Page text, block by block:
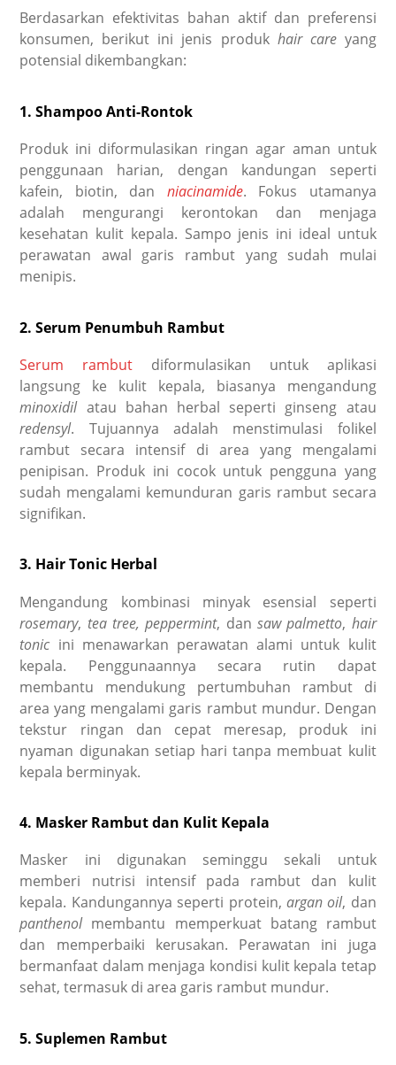
Berdasarkan efektivitas bahan aktif dan preferensi
konsumen, berikut ini jenis produk hair care yang
potensial dikembangkan:
1. Shampoo Anti-Rontok
Produk ini diformulasikan ringan agar aman untuk
penggunaan harian, dengan kandungan seperti
kafein, biotin, dan niacinamide. Fokus utamanya
adalah mengurangi kerontokan dan menjaga
kesehatan kulit kepala. Sampo jenis ini ideal untuk
perawatan awal garis rambut yang sudah mulai
menipis.
2. Serum Penumbuh Rambut
Serum rambut diformulasikan untuk aplikasi
langsung ke kulit kepala, biasanya mengandung
minoxidil atau bahan herbal seperti ginseng atau
redensyl. Tujuannya adalah menstimulasi folikel
rambut secara intensif di area yang mengalami
penipisan. Produk ini cocok untuk pengguna yang
sudah mengalami kemunduran garis rambut secara
signifikan.
3. Hair Tonic Herbal
Mengandung kombinasi minyak esensial seperti
rosemary, tea tree, peppermint, dan saw palmetto, hair
tonic ini menawarkan perawatan alami untuk kulit
kepala. Penggunaannya secara rutin dapat
membantu mendukung pertumbuhan rambut di
area yang mengalami garis rambut mundur. Dengan
tekstur ringan dan cepat meresap, produk ini
nyaman digunakan setiap hari tanpa membuat kulit
kepala berminyak.
4. Masker Rambut dan Kulit Kepala
Masker ini digunakan seminggu sekali untuk
memberi nutrisi intensif pada rambut dan kulit
kepala. Kandungannya seperti protein, argan oil, dan
panthenol membantu memperkuat batang rambut
dan memperbaiki kerusakan. Perawatan ini juga
bermanfaat dalam menjaga kondisi kulit kepala tetap
sehat, termasuk di area garis rambut mundur.
5. Suplemen Rambut